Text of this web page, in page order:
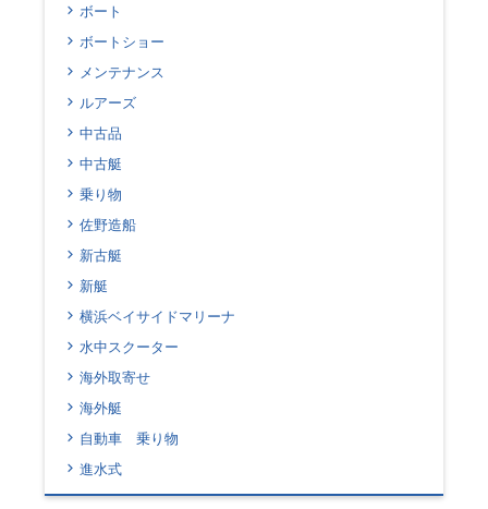
ボート
ボートショー
メンテナンス
ルアーズ
中古品
中古艇
乗り物
佐野造船
新古艇
新艇
横浜ベイサイドマリーナ
水中スクーター
海外取寄せ
海外艇
自動車 乗り物
進水式